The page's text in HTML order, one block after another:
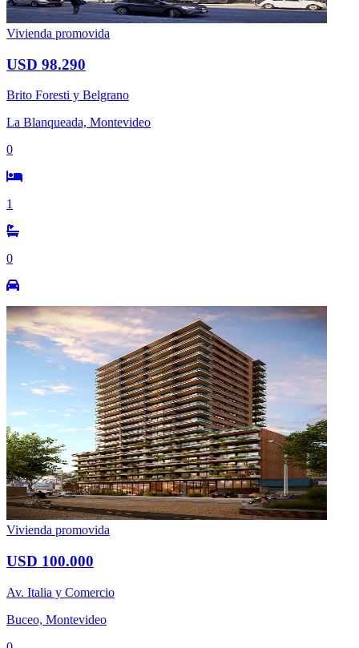
Vivienda promovida
USD 98.290
Brito Foresti y Belgrano
La Blanqueada, Montevideo
0
1
0
Vivienda promovida
USD 100.000
Av. Italia y Comercio
Buceo, Montevideo